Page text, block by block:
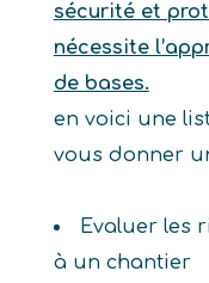
sécurité et
nécessite
de bases.
en voici une
vous donner
Evaluer les
à un chantier